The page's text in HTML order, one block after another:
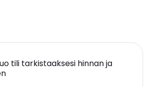
tili tarkistaaksesi hinnan ja